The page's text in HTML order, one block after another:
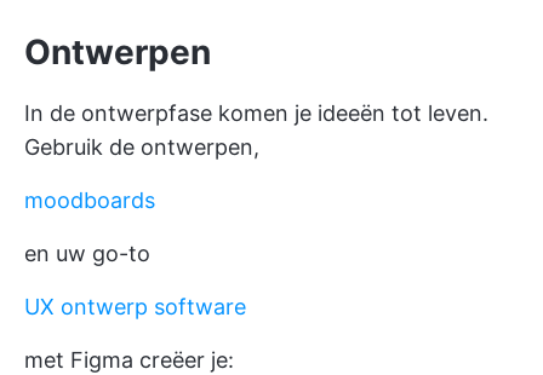
Ontwerpen
In de ontwerpfase komen je ideeën tot leven.
Gebruik de ontwerpen,
moodboards
en uw go-to
UX ontwerp software
met Figma creëer je: